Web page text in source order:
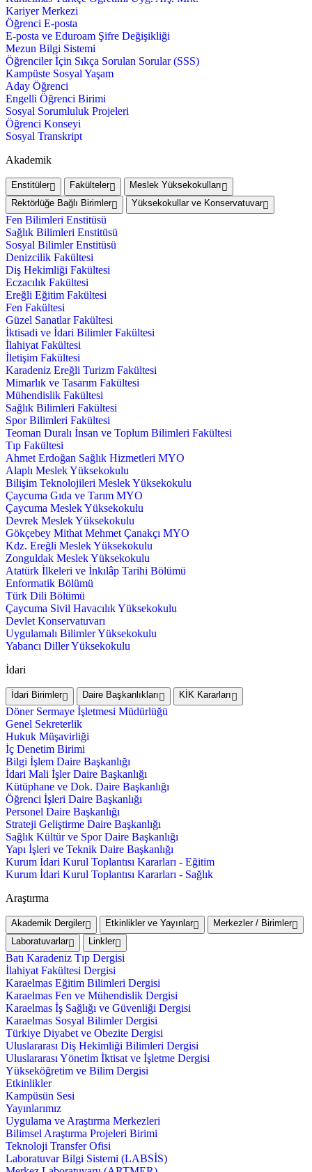
Kariyer Merkezi
Öğrenci E-posta
E-posta ve Eduroam Şifre Değişikliği
Mezun Bilgi Sistemi
Öğrenciler İçin Sıkça Sorulan Sorular (SSS)
Kampüste Sosyal Yaşam
Aday Öğrenci
Engelli Öğrenci Birimi
Sosyal Sorumluluk Projeleri
Öğrenci Konseyi
Sosyal Transkript
Akademik
Enstitüler Fakülteler
Meslek Yüksekokulları
Rektörlüğe Bağlı Birimler
Yüksekokullar ve Konservatuvar
Fen Bilimleri Enstitüsü
Sağlık Bilimleri Enstitüsü
Sosyal Bilimler Enstitüsü
Denizcilik Fakültesi
Diş Hekimliği Fakültesi
Eczacılık Fakültesi
Ereğli Eğitim Fakültesi
Fen Fakültesi
Güzel Sanatlar Fakültesi
İktisadi ve İdari Bilimler Fakültesi
İlahiyat Fakültesi
İletişim Fakültesi
Karadeniz Ereğli Turizm Fakültesi
Mimarlık ve Tasarım Fakültesi
Mühendislik Fakültesi
Sağlık Bilimleri Fakültesi
Spor Bilimleri Fakültesi
Teoman Duralı İnsan ve Toplum Bilimleri Fakültesi
Tıp Fakültesi
Ahmet Erdoğan Sağlık Hizmetleri MYO
Alaplı Meslek Yüksekokulu
Bilişim Teknolojileri Meslek Yüksekokulu
Çaycuma Gıda ve Tarım MYO
Çaycuma Meslek Yüksekokulu
Devrek Meslek Yüksekokulu
Gökçebey Mithat Mehmet Çanakçı MYO
Kdz. Ereğli Meslek Yüksekokulu
Zonguldak Meslek Yüksekokulu
Atatürk İlkeleri ve İnkılâp Tarihi Bölümü
Enformatik Bölümü
Türk Dili Bölümü
Çaycuma Sivil Havacılık Yüksekokulu
Devlet Konservatuvarı
Uygulamalı Bilimler Yüksekokulu
Yabancı Diller Yüksekokulu
İdari
İdari Birimler Daire Başkanlıkları KİK Kararları
Döner Sermaye İşletmesi Müdürlüğü
Genel Sekreterlik
Hukuk Müşavirliği
İç Denetim Birimi
Bilgi İşlem Daire Başkanlığı
İdari Mali İşler Daire Başkanlığı
Kütüphane ve Dok. Daire Başkanlığı
Öğrenci İşleri Daire Başkanlığı
Personel Daire Başkanlığı
Strateji Geliştirme Daire Başkanlığı
Sağlık Kültür ve Spor Daire Başkanlığı
Yapı İşleri ve Teknik Daire Başkanlığı
Kurum İdari Kurul Toplantısı Kararları - Eğitim
Kurum İdari Kurul Toplantısı Kararları - Sağlık
Araştırma
Akademik Dergiler Etkinlikler ve Yayınlar
Merkezler / Birimler
Laboratuvarlar
Linkler
Batı Karadeniz Tıp Dergisi
İlahiyat Fakültesi Dergisi
Karaelmas Eğitim Bilimleri Dergisi
Karaelmas Fen ve Mühendislik Dergisi
Karaelmas İş Sağlığı ve Güvenliği Dergisi
Karaelmas Sosyal Bilimler Dergisi
Türkiye Diyabet ve Obezite Dergisi
Uluslararası Diş Hekimliği Bilimleri Dergisi
Uluslararası Yönetim İktisat ve İşletme Dergisi
Yükseköğretim ve Bilim Dergisi
Etkinlikler
Kampüsün Sesi
Yayınlarımız
Uygulama ve Araştırma Merkezleri
Bilimsel Araştırma Projeleri Birimi
Teknoloji Transfer Ofisi
Laboratuvar Bilgi Sistemi (LABSİS)